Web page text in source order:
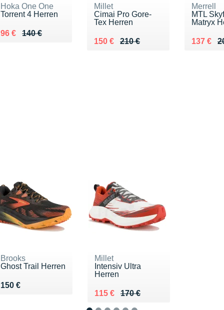
Hoka One One
Torrent 4 Herren
140 €
Au lieu de 140 €
96 €
Vendu 96 €
Millet
Cimai Pro Gore-
Tex Herren
210 €
Au lieu de 210 €
150 €
Vendu 150 €
Merrell
MTL
Matryx
Au lieu
137 €
Vendu
Brooks
Ghost Trail Herren
150 €
Vendu 150 €
Millet
Intensiv Ultra
Herren
170 €
Au lieu de 170 €
115 €
Vendu 115 €